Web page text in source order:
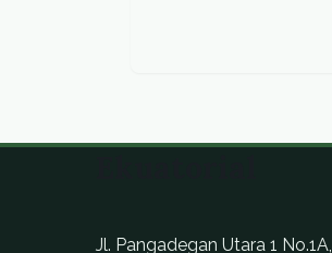
Jl. Pangadegan Utara 1 No.1A,